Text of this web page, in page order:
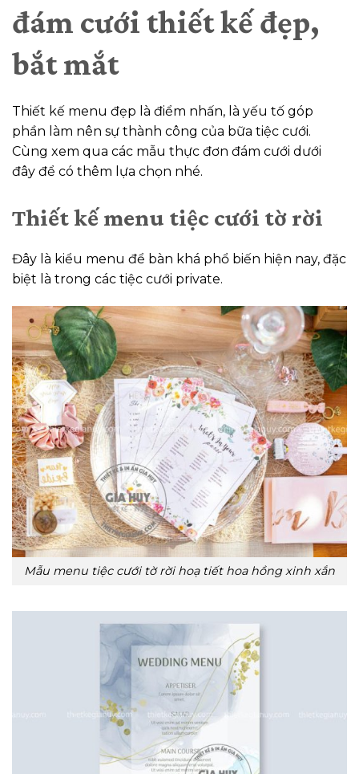
đám cưới thiết kế đẹp,
bắt mắt
Thiết kế menu đẹp là điểm nhấn, là yếu tố góp
phần làm nên sự thành công của bữa tiệc cưới.
Cùng xem qua các mẫu thực đơn đám cưới dưới
đây để có thêm lựa chọn nhé.
Thiết kế menu tiệc cưới tờ rời
Đây là kiểu menu để bàn khá phổ biến hiện nay, đặc
biệt là trong các tiệc cưới private.
Mẫu menu tiệc cưới tờ rời hoạ tiết hoa hồng xinh xắn